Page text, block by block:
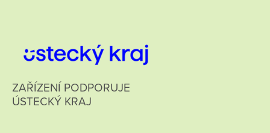
ZAŘÍZENÍ PODPORUJE
ÚSTECKÝ KRAJ